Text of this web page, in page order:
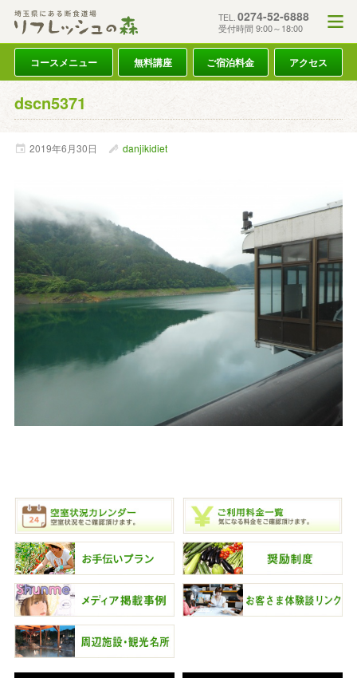
TEL. 0274-52-6888
受付時間 9:00～18:00
コースメニュー 無料講座 ご宿泊料金 アクセス
dscn5371
2019年6月30日 danjikidiet